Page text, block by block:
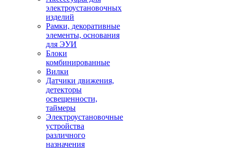
электроустановочных
изделий
Рамки, декоративные
элементы, основания
для ЭУИ
Блоки
комбинированные
Вилки
Датчики движения,
детекторы
освещенности,
таймеры
Электроустановочные
устройства
различного
назначения